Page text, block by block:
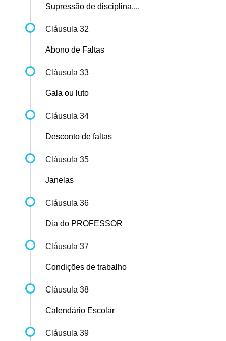
Supressão de disciplina,...
Cláusula 32
Abono de Faltas
Cláusula 33
Gala ou luto
Cláusula 34
Desconto de faltas
Cláusula 35
Janelas
Cláusula 36
Dia do PROFESSOR
Cláusula 37
Condições de trabalho
Cláusula 38
Calendário Escolar
Cláusula 39